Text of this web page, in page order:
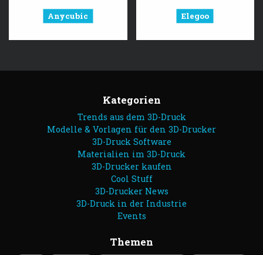
Anycubic Elegoo
Kategorien
Trends aus dem 3D-Druck
Modelle & Vorlagen für den 3D-Drucker
3D-Druck Software
Materialien im 3D-Druck
3D-Drucker kaufen
Cool Stuff
3D-Drucker News
3D-Druck in der Industrie
Events
Themen